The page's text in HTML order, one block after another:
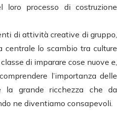
processo di costruzione
di attività creative di gruppo,
centrale lo scambio tra culture
di imparare cose nuove e,
l’importanza delle
la grande ricchezza che da
ne diventiamo consapevoli.